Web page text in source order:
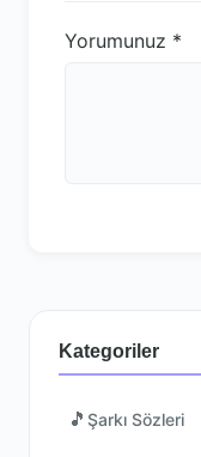
Yorumunuz *
Kategoriler
🎵 Şarkı Sözleri